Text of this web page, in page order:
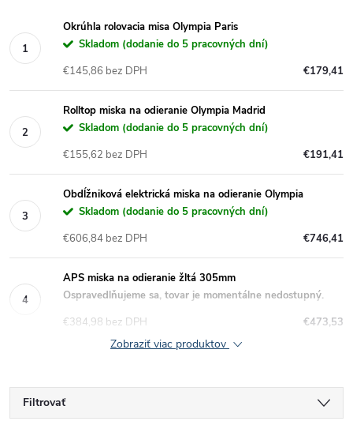
Okrúhla rolovacia misa Olympia Paris
Skladom (dodanie do 5 pracovných dní)
€179,41
€145,86 bez DPH
Rolltop miska na odieranie Olympia Madrid
Skladom (dodanie do 5 pracovných dní)
€191,41
€155,62 bez DPH
Obdĺžniková elektrická miska na odieranie Olympia
Skladom (dodanie do 5 pracovných dní)
€746,41
€606,84 bez DPH
APS miska na odieranie žltá 305mm
Ospravedlňujeme sa, tovar je momentálne nedostupný.
€473,53
€384,98 bez DPH
Zobraziť viac produktov
Filtrovať